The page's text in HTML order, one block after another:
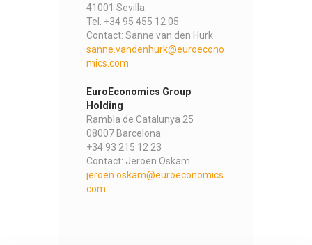
41001 Sevilla
Tel. +34 95 455 12 05
Contact: Sanne van den Hurk
sanne.vandenhurk@euroecono
mics.com
EuroEconomics Group
Holding
Rambla de Catalunya 25
08007 Barcelona
+34 93 215 12 23
Contact: Jeroen Oskam
jeroen.oskam@euroeconomics.
com